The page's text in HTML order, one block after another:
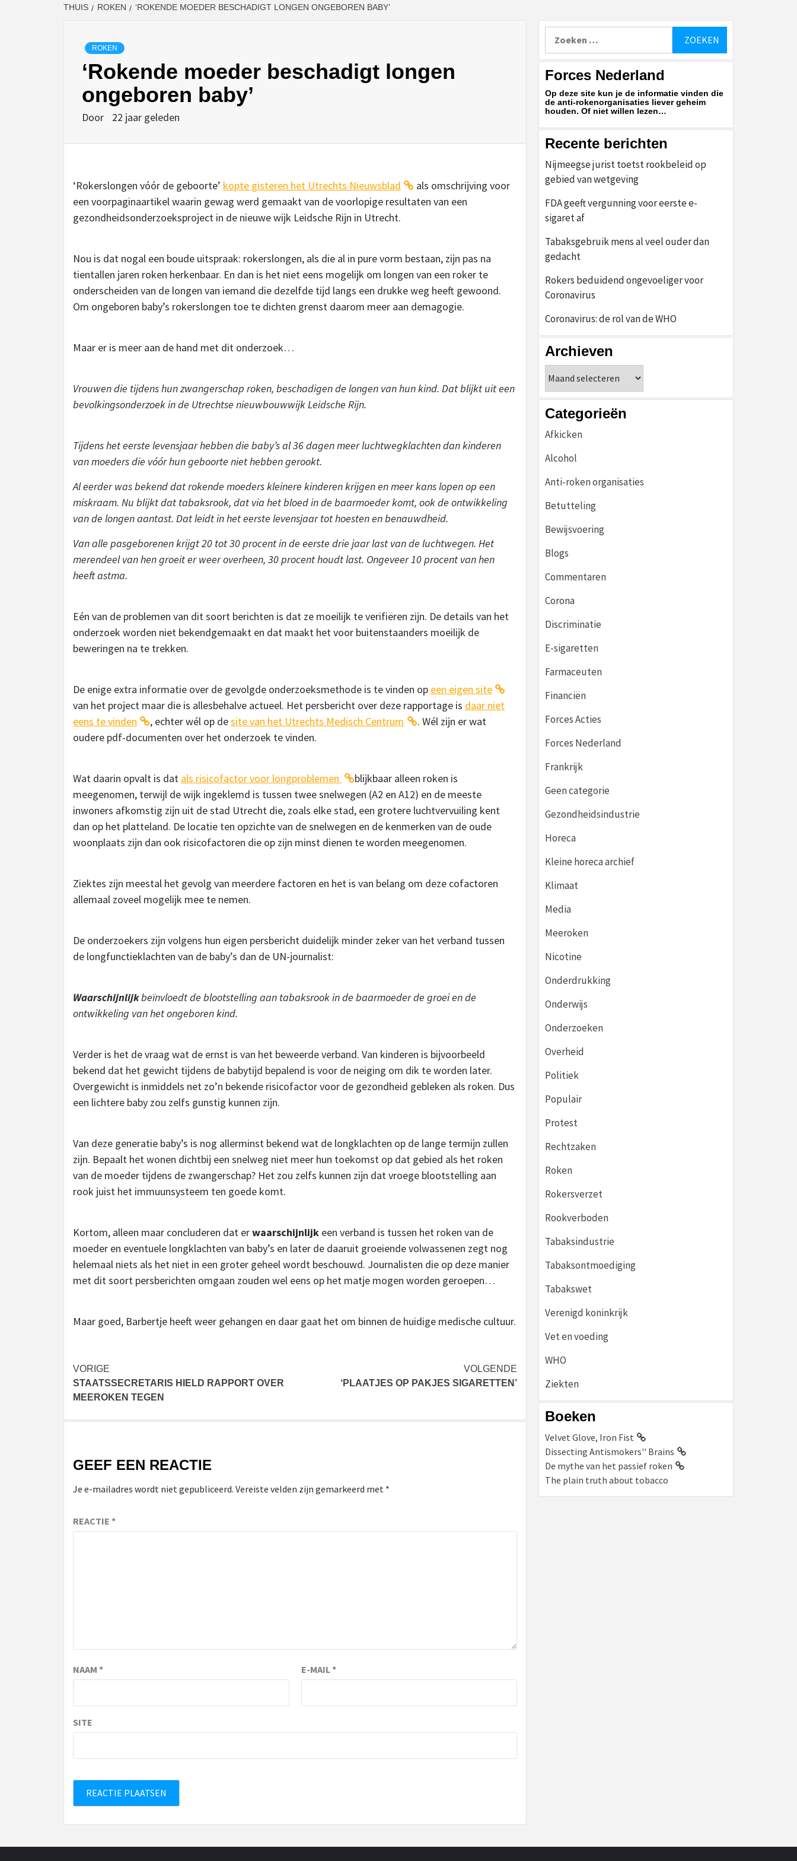
THUIS ROKEN ‘ROKENDE MOEDER BESCHADIGT LONGEN ONGEBOREN BABY’
ROKEN
‘Rokende moeder beschadigt longen
ongeboren baby’
Door 22 jaar geleden
‘Rokerslongen vóór de geboorte’ kopte gisteren het Utrechts Nieuwsblad
als omschrijving voor
een voorpaginaartikel waarin gewag werd gemaakt van de voorlopige resultaten van een
gezondheidsonderzoeksproject in de nieuwe wijk Leidsche Rijn in Utrecht.
Nou is dat nogal een boude uitspraak: rokerslongen, als die al in pure vorm bestaan, zijn pas na
tientallen jaren roken herkenbaar. En dan is het niet eens mogelijk om longen van een roker te
onderscheiden van de longen van iemand die dezelfde tijd langs een drukke weg heeft gewoond.
Om ongeboren baby’s rokerslongen toe te dichten grenst daarom meer aan demagogie.
Maar er is meer aan de hand met dit onderzoek…
Vrouwen die tijdens hun zwangerschap roken, beschadigen de longen van hun kind. Dat blijkt uit een
bevolkingsonderzoek in de Utrechtse nieuwbouwwijk Leidsche Rijn.
Tijdens het eerste levensjaar hebben die baby’s al 36 dagen meer luchtwegklachten dan kinderen
van moeders die vóór hun geboorte niet hebben gerookt.
Al eerder was bekend dat rokende moeders kleinere kinderen krijgen en meer kans lopen op een
miskraam. Nu blijkt dat tabaksrook, dat via het bloed in de baarmoeder komt, ook de ontwikkeling
van de longen aantast. Dat leidt in het eerste levensjaar tot hoesten en benauwdheid.
Van alle pasgeborenen krijgt 20 tot 30 procent in de eerste drie jaar last van de luchtwegen. Het
merendeel van hen groeit er weer overheen, 30 procent houdt last. Ongeveer 10 procent van hen
heeft astma.
Eén van de problemen van dit soort berichten is dat ze moeilijk te verifiëren zijn. De details van het
onderzoek worden niet bekendgemaakt en dat maakt het voor buitenstaanders moeilijk de
beweringen na te trekken.
De enige extra informatie over de gevolgde onderzoeksmethode is te vinden op een eigen site
van het project maar die is allesbehalve actueel. Het persbericht over deze rapportage is daar niet
eens te vinden
, echter wél op desite van het Utrechts Medisch Centrum
. Wél zijn er wat
oudere pdf-documenten over het onderzoek te vinden.
Wat daarin opvalt is dat als risicofactor voor longproblemen
blijkbaar alleen roken is
meegenomen, terwijl de wijk ingeklemd is tussen twee snelwegen (A2 en A12) en de meeste
inwoners afkomstig zijn uit de stad Utrecht die, zoals elke stad, een grotere luchtvervuiling kent
dan op het platteland. De locatie ten opzichte van de snelwegen en de kenmerken van de oude
woonplaats zijn dan ook risicofactoren die op zijn minst dienen te worden meegenomen.
Ziektes zijn meestal het gevolg van meerdere factoren en het is van belang om deze cofactoren
allemaal zoveel mogelijk mee te nemen.
De onderzoekers zijn volgens hun eigen persbericht duidelijk minder zeker van het verband tussen
de longfunctieklachten van de baby’s dan de UN-journalist:
Waarschijnlijkbeïnvloedt de blootstelling aan tabaksrook in de baarmoeder de groei en de
ontwikkeling van het ongeboren kind.
Verder is het de vraag wat de ernst is van het beweerde verband. Van kinderen is bijvoorbeeld
bekend dat het gewicht tijdens de babytijd bepalend is voor de neiging om dik te worden later.
Overgewicht is inmiddels net zo’n bekende risicofactor voor de gezondheid gebleken als roken. Dus
een lichtere baby zou zelfs gunstig kunnen zijn.
Van deze generatie baby’s is nog allerminst bekend wat de longklachten op de lange termijn zullen
zijn. Bepaalt het wonen dichtbij een snelweg niet meer hun toekomst op dat gebied als het roken
van de moeder tijdens de zwangerschap? Het zou zelfs kunnen zijn dat vroege blootstelling aan
rook juist het immuunsysteem ten goede komt.
Kortom, alleen maar concluderen dat erwaarschijnlijk een verband is tussen het roken van de
moeder en eventuele longklachten van baby’s en later de daaruit groeiende volwassenen zegt nog
helemaal niets als het niet in een groter geheel wordt beschouwd. Journalisten die op deze manier
met dit soort persberichten omgaan zouden wel eens op het matje mogen worden geroepen…
Maar goed, Barbertje heeft weer gehangen en daar gaat het om binnen de huidige medische cultuur.
Bericht
navigatie
VORIGE
STAATSSECRETARIS HIELD RAPPORT OVER
MEEROKEN TEGEN
VOLGENDE
‘PLAATJES OP PAKJES SIGARETTEN’
GEEF EEN REACTIE
Je e-mailadres wordt niet gepubliceerd. Vereiste velden zijn gemarkeerd met *
REACTIE *
NAAM * E-MAIL*
SITE
naar:
Forces Nederland
Op deze site kun je de informatie vinden die
de anti-rokenorganisaties liever geheim
houden. Of niet willen lezen…
Recente berichten
Nijmeegse jurist toetst rookbeleid op
gebied van wetgeving
FDA geeft vergunning voor eerste e-
sigaret af
Tabaksgebruik mens al veel ouder dan
gedacht
Rokers beduidend ongevoeliger voor
Coronavirus
Coronavirus: de rol van de WHO
Archieven
Categorieën
Afkicken
Alcohol
Anti-roken organisaties
Betutteling
Bewijsvoering
Blogs
Commentaren
Corona
Discriminatie
E-sigaretten
Farmaceuten
Financiën
Forces Acties
Forces Nederland
Frankrijk
Geen categorie
Gezondheidsindustrie
Horeca
Kleine horeca archief
Klimaat
Media
Meeroken
Nicotine
Onderdrukking
Onderwijs
Onderzoeken
Overheid
Politiek
Populair
Protest
Rechtzaken
Roken
Rokersverzet
Rookverboden
Tabaksindustrie
Tabaksontmoediging
Tabakswet
Verenigd koninkrijk
Vet en voeding
WHO
Ziekten
Boeken
Velvet Glove, Iron Fist
Dissecting Antismokers'' Brains
De mythe van het passief roken
The plain truth about tobacco